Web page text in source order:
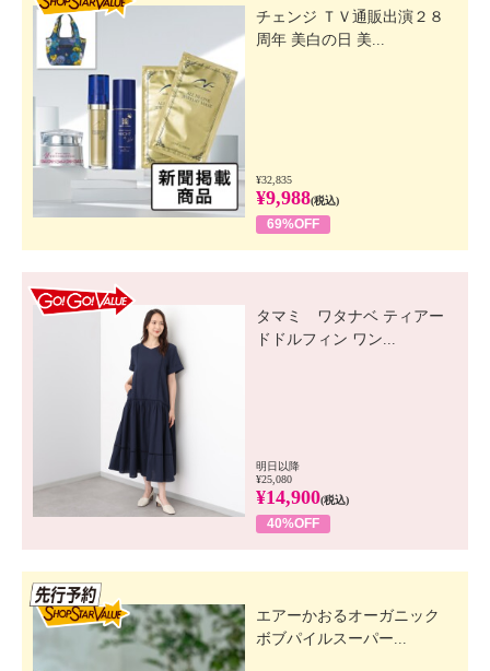
チェンジ ＴＶ通販出演２８
周年 美白の日 美...
¥32,835
¥9,988(税込)
69%OFF
タマミ ワタナベ ティアー
ドドルフィン ワン...
明日以降
¥25,080
¥14,900(税込)
40%OFF
エアーかおるオーガニック
ボブパイルスーパー...